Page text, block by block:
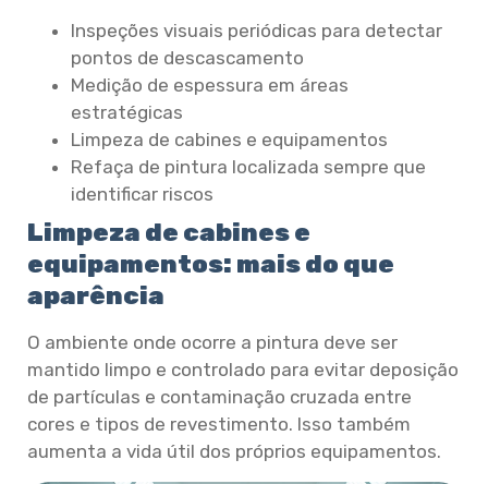
Inspeções visuais periódicas para detectar
pontos de descascamento
Medição de espessura em áreas
estratégicas
Limpeza de cabines e equipamentos
Refaça de pintura localizada sempre que
identificar riscos
Limpeza de cabines e
equipamentos: mais do que
aparência
O ambiente onde ocorre a pintura deve ser
mantido limpo e controlado para evitar deposição
de partículas e contaminação cruzada entre
cores e tipos de revestimento. Isso também
aumenta a vida útil dos próprios equipamentos.